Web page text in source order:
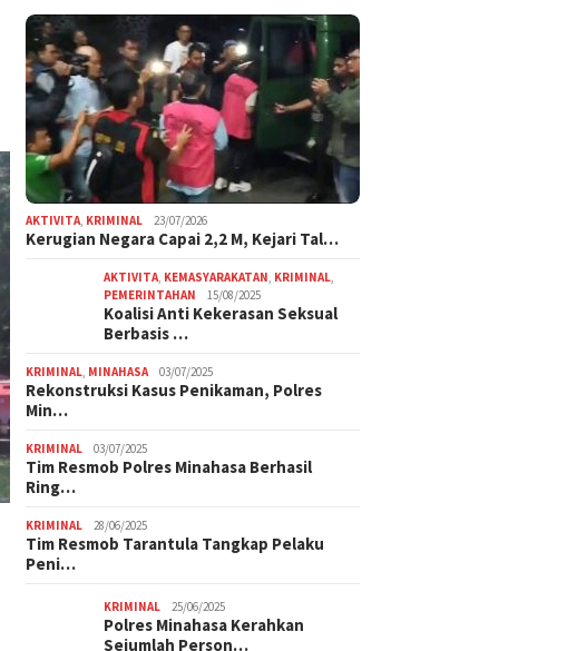
AKTIVITA KRIMINAL 23/07/2026
Kerugian Negara Capai 2,2 M, Kejari Tal…
AKTIVITA KEMASYARAKATAN KRIMINAL
PEMERINTAHAN
15/08/2025
Koalisi Anti Kekerasan Seksual
Berbasis …
KRIMINAL MINAHASA 03/07/2025
Rekonstruksi Kasus Penikaman, Polres
Min…
KRIMINAL 03/07/2025
Tim Resmob Polres Minahasa Berhasil
Ring…
KRIMINAL 28/06/2025
Tim Resmob Tarantula Tangkap Pelaku
Peni…
KRIMINAL 25/06/2025
Polres Minahasa Kerahkan
Sejumlah Person…